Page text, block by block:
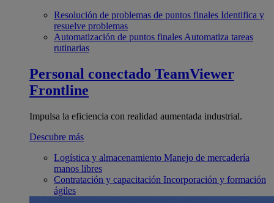
Resolución de problemas de puntos finales Identifica y
resuelve problemas
Automatización de puntos finales Automatiza tareas
rutinarias
Personal conectado TeamViewer
Frontline
Impulsa la eficiencia con realidad aumentada industrial.
Descubre más
Logística y almacenamiento Manejo de mercadería
manos libres
Contratación y capacitación Incorporación y formación
ágiles